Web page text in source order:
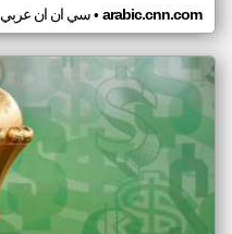
سي ان ان عربي• arabic.cnn.com